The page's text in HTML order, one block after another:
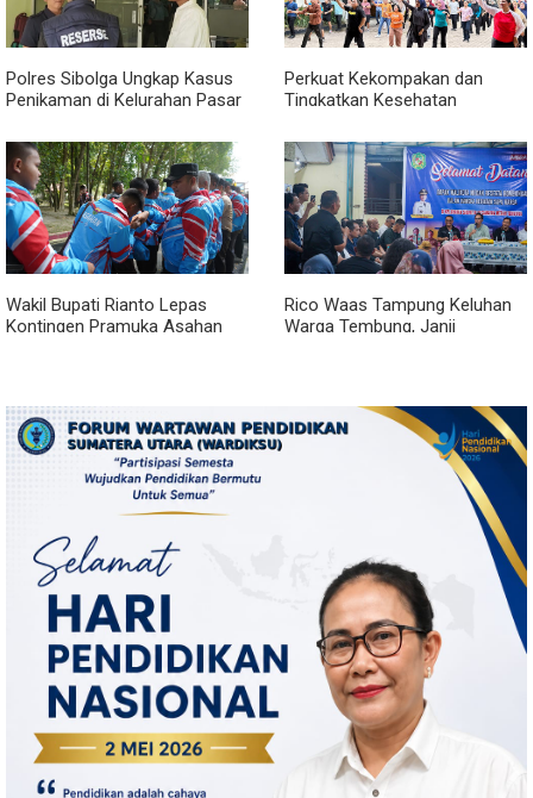
Polres Sibolga Ungkap Kasus
Penikaman di Kelurahan Pasar
Perkuat Kekompakan dan
Tingkatkan Kesehatan
Olahraga Rutin
Wakil Bupati Rianto Lepas
Kontingen Pramuka Asahan
Rico Waas Tampung Keluhan
Warga Tembung, Janji